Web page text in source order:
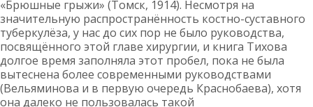
«Брюшные грыжи» (Томск, 1914). Несмотря на
значительную распространённость костно-суставного
туберкулёза, у нас до сих пор не было руководства,
посвящённого этой главе хирургии, и книга Тихова
долгое время заполняла этот пробел, пока не была
вытеснена более современными руководствами
(Вельяминова и в первую очередь Краснобаева), хотя
она далеко не пользовалась такой